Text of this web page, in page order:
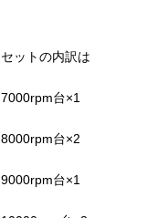
セットの内訳は
7000rpm台×1
8000rpm台×2
9000rpm台×1